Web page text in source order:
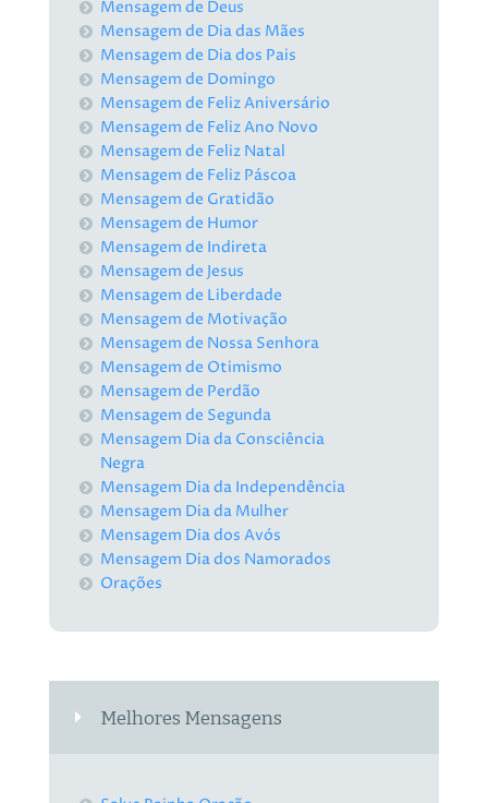
Mensagem de Deus
Mensagem de Dia das Mães
Mensagem de Dia dos Pais
Mensagem de Domingo
Mensagem de Feliz Aniversário
Mensagem de Feliz Ano Novo
Mensagem de Feliz Natal
Mensagem de Feliz Páscoa
Mensagem de Gratidão
Mensagem de Humor
Mensagem de Indireta
Mensagem de Jesus
Mensagem de Liberdade
Mensagem de Motivação
Mensagem de Nossa Senhora
Mensagem de Otimismo
Mensagem de Perdão
Mensagem de Segunda
Mensagem Dia da Consciência
Negra
Mensagem Dia da Independência
Mensagem Dia da Mulher
Mensagem Dia dos Avós
Mensagem Dia dos Namorados
Orações
Melhores Mensagens